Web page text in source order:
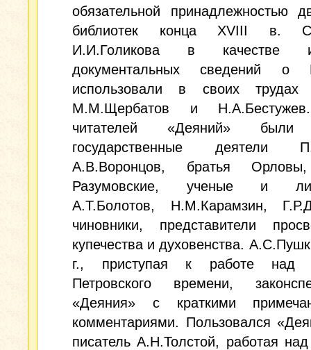
обязательной принадлежностью
библиотек конца XVIII в.
И.И.Голикова в качестве
документальных сведений
использовали в своих трудах
М.М.Щербатов и
читателей «Деяний» были
государственные деятели
А.В.Воронцов, братья
Разумовские, ученые и
А.Т.Болотов, Н.М.Карамзин,
чиновники, представители
купечества и духовенства.
г., приступая к работе над
Петровского времени,
«Деяния» с краткими
комментариями. Пользовался
писатель А.Н.Толстой, работая